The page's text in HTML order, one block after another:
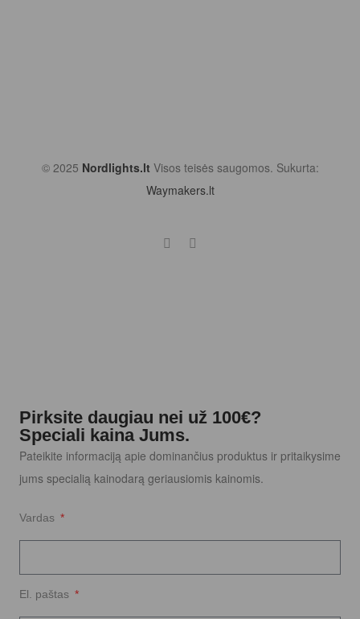
© 2025 Nordlights.lt Visos teisės saugomos. Sukurta:
Waymakers.lt
Pirksite daugiau nei už 100€?
Speciali kaina Jums.
Pateikite informaciją apie dominančius produktus ir pritaikysime
jums specialią kainodarą geriausiomis kainomis.
Vardas
El. paštas